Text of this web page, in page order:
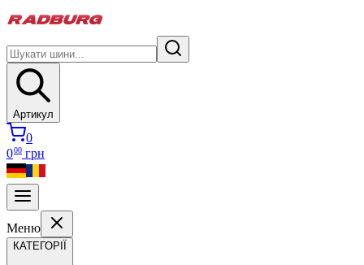
Артикул
0
000 грн
Меню
КАТЕГОРІЇ